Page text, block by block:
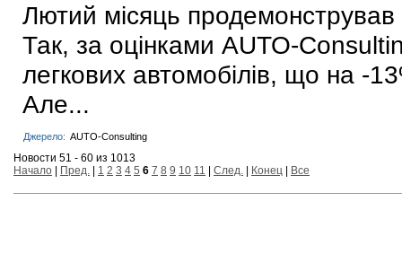
Лютий місяць продемонстрував
Так, за оцінками AUTO-
легкових автомобілів, що на -
Але...
Джерело: AUTO-Consulting
Новости 51 - 60 из 1013
Начало
Пред. 1 2 3 4 5 6 7 8 9 10 11 След. Конец Все